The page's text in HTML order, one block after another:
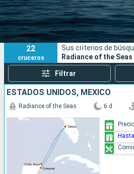
Fecha de salida
Puertos
22
cruceros
Sus criterios de
Radiance of the
Filtrar
ESTADOS UNIDOS, MÉXICO
Radiance of the Seas 6 d